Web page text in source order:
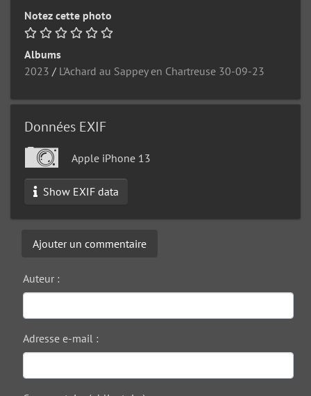
Notez cette photo
Albums
2023 / L'Achard au Sappey en Chartreuse 30-09-23
Données EXIF
Apple iPhone 13
Show EXIF data
Ajouter un commentaire
Auteur :
Adresse e-mail :